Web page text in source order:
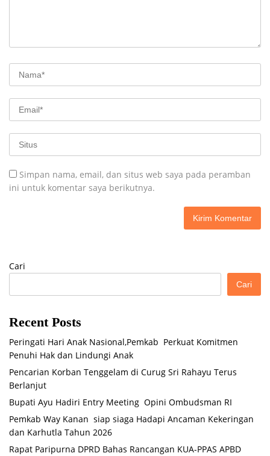
Simpan nama, email, dan situs web saya pada peramban
ini untuk komentar saya berikutnya.
Cari
Cari
Recent Posts
Peringati Hari Anak Nasional,Pemkab Perkuat Komitmen
Penuhi Hak dan Lindungi Anak
Pencarian Korban Tenggelam di Curug Sri Rahayu Terus
Berlanjut
Bupati Ayu Hadiri Entry Meeting Opini Ombudsman RI
Pemkab Way Kanan siap siaga Hadapi Ancaman Kekeringan
dan Karhutla Tahun 2026
Rapat Paripurna DPRD Bahas Rancangan KUA-PPAS APBD